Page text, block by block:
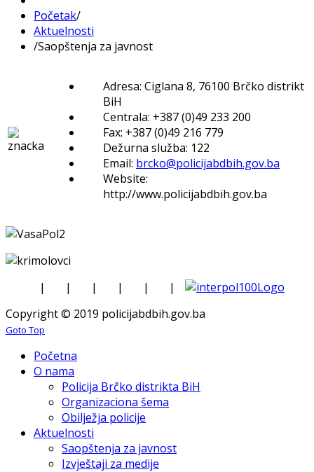
Početak/
Aktuelnosti
/Saopštenja za javnost
Adresa: Ciglana 8, 76100 Brčko distrikt
BiH
Centrala: +387 (0)49 233 200
Fax: +387 (0)49 216 779
Dežurna služba: 122
Email: brcko@policijabdbih.gov.ba
Website:
http://www.policijabdbih.gov.ba
| | | | |
|
Copyright © 2019 policijabdbih.gov.ba
Goto Top
Početna
O nama
Policija Brčko distrikta BiH
Organizaciona šema
Obilježja policije
Aktuelnosti
Saopštenja za javnost
Izvještaji za medije